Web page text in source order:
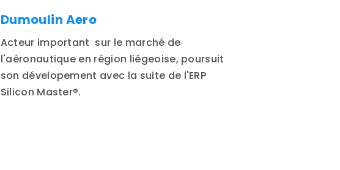
Dumoulin Aero
Acteur important sur le marché de
l'aéronautique en région liégeoise, poursuit
son dévelopement avec la suite de l'ERP
Silicon Master®.